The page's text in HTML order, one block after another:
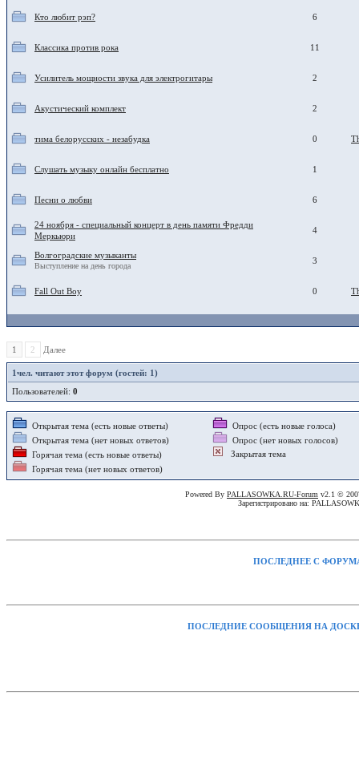
Кто любит рэп? 6
Классика против рока 11
Усилитель мощности звука для электрогитары 2
Акустический комплект 2
тима белорусских - незабудка 0
Слушать музыку онлайн бесплатно 1
Песни о любви 6
24 ноября - специальный концерт в день памяти Фредди
Меркьюри
4
Волгоградские музыканты
Выступление на день города
3
Fall Out Boy 0
1 2 Далее
1чел. читают этот форум (гостей: 1)
Пользователей: 0
Открытая тема (есть новые ответы)
Открытая тема (нет новых ответов)
Горячая тема (есть новые ответы)
Горячая тема (нет новых ответов)
Опрос (есть новые голоса)
Опрос (нет новых голосов)
Закрытая тема
Powered By PALLASOWKA.RU-Forum v2.1 ©
Зарегистрировано на:
ПОСЛЕДНЕЕ С
ПОСЛЕДНИЕ СООБЩЕНИЯ НА